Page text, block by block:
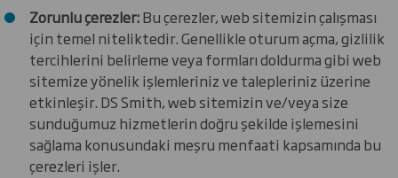
Zorunlu çerezler:Bu çerezler, web sitemizin çalışması
için temel niteliktedir. Genellikle oturum açma, gizlilik
tercihlerini belirleme veya formları doldurma gibi web
sitemize yönelik işlemleriniz ve talepleriniz üzerine
etkinleşir. DS Smith, web sitemizin ve/veya size
sunduğumuz hizmetlerin doğru şekilde işlemesini
sağlama konusundaki meşru menfaati kapsamında bu
çerezleri işler.